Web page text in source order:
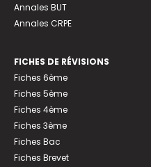
Annales BUT
Annales CRPE
FICHES DE RÉVISIONS
Fiches 6ème
Fiches 5ème
Fiches 4ème
Fiches 3ème
Fiches Bac
Fiches Brevet